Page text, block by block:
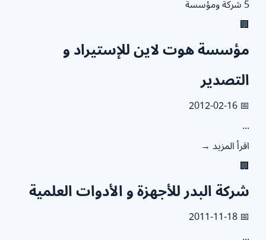
هوت لاين للإستيراد و
المزيد →
البدر للأجهزة و الأدوات العلمية